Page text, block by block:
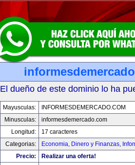
El dueño de este dominio lo ha
Mayusculas:
INFORMESDEMERCADO.COM
Minusculas:
informesdemercado.com
Longitud:
17 caracteres
Categorias:
Economia, Dinero y Finanzas,
Precio:
Realizar una oferta!